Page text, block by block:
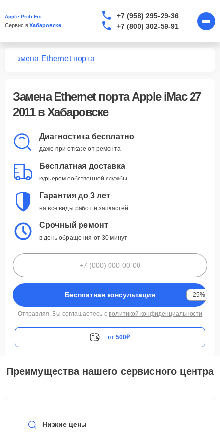
Apple Profi Fix
Сервис в Хабаровске
+7 (958) 295-29-36
+7 (800) 302-59-91
Замена Ethernet порта
Замена Ethernet порта Apple iMac 27
2011 в Хабаровске
Диагностика бесплатно
даже при отказе от ремонта
Бесплатная доставка
курьером собственной службы
Гарантия до 3 лет
на все виды работ и запчастей
Срочный ремонт
в день обращения от 30 минут
Бесплатная консультация -25%
Отправляя, Вы соглашаетесь с политикой конфиденциальности
от 500₽
Преимущества нашего сервисного центра
Низкие цены